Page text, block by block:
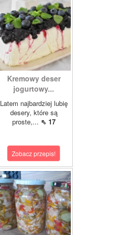
Kremowy deser
jogurtowy...
Latem najbardziej lubię
desery, które są
proste,... ⇖ 17
Zobacz przepis!